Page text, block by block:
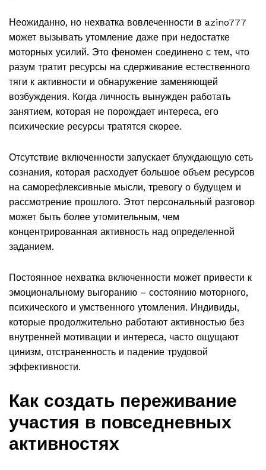
Неожиданно, но нехватка вовлеченности в azino777
может вызывать утомление даже при недостатке
моторных усилий. Это феномен соединено с тем, что
разум тратит ресурсы на сдерживание естественного
тяги к активности и обнаружение заменяющей
возбуждения. Когда личность вынужден работать
занятием, которая не порождает интереса, его
психические ресурсы тратятся скорее.
Отсутствие включенности запускает блуждающую сеть
сознания, которая расходует большое объем ресурсов
на саморефлексивные мысли, тревогу о будущем и
рассмотрение прошлого. Этот персональный разговор
может быть более утомительным, чем
концентрированная активность над определенной
заданием.
Постоянное нехватка включенности может привести к
эмоциональному выгоранию – состоянию моторного,
психического и умственного утомления. Индивиды,
которые продолжительно работают активностью без
внутренней мотивации и интереса, часто ощущают
цинизм, отстраненность и падение трудовой
эффективности.
Как создать переживание
участия в повседневных
активностях